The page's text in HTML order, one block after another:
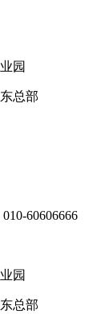
园
总部
60606666
园
总部